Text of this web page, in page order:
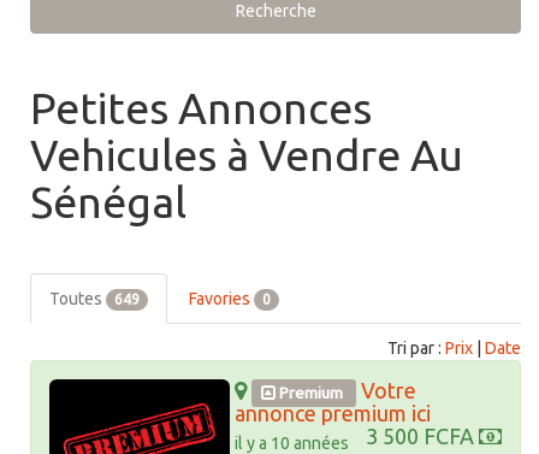
Recherche
Petites Annonces
Vehicules à Vendre Au
Sénégal
Toutes 649 Favories 0
Tri par : Prix Date
Premium
Votre
annonce premium ici
3 500 FCFA
il y a 10 années